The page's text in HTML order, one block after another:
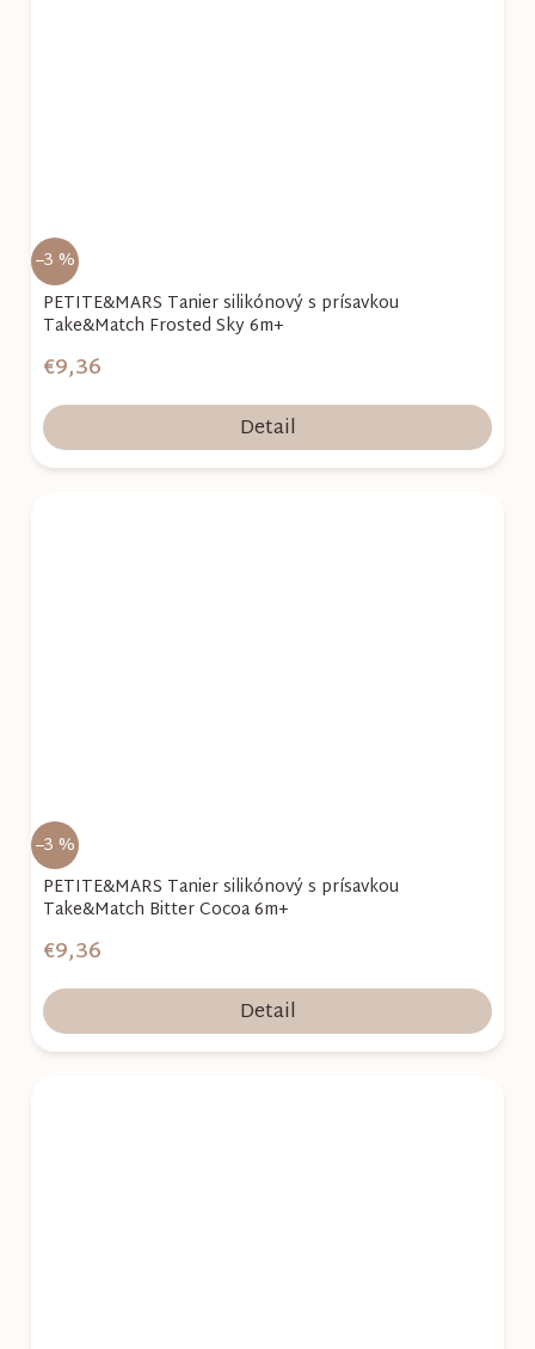
–3 %
PETITE&MARS Tanier silikónový s prísavkou
Take&Match Frosted Sky 6m+
€9,36
Detail
–3 %
PETITE&MARS Tanier silikónový s prísavkou
Take&Match Bitter Cocoa 6m+
€9,36
Detail